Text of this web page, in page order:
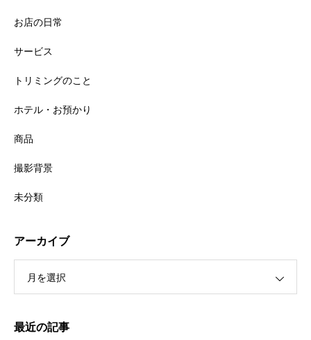
お店の日常
サービス
トリミングのこと
ホテル・お預かり
商品
撮影背景
未分類
アーカイブ
月を選択
最近の記事